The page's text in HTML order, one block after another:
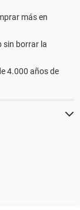
más en
sin borrar la
4.000 años de